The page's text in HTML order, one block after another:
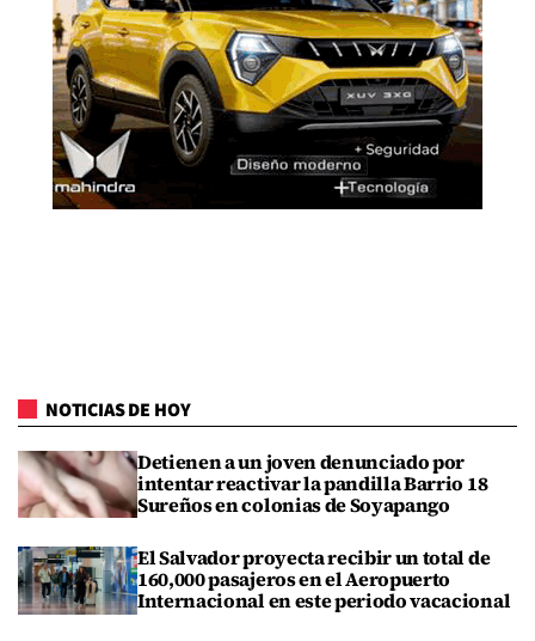
NOTICIAS DE HOY
Detienen a un joven denunciado por
intentar reactivar la pandilla Barrio 18
Sureños en colonias de Soyapango
El Salvador proyecta recibir un total de
160,000 pasajeros en el Aeropuerto
Internacional en este periodo vacacional